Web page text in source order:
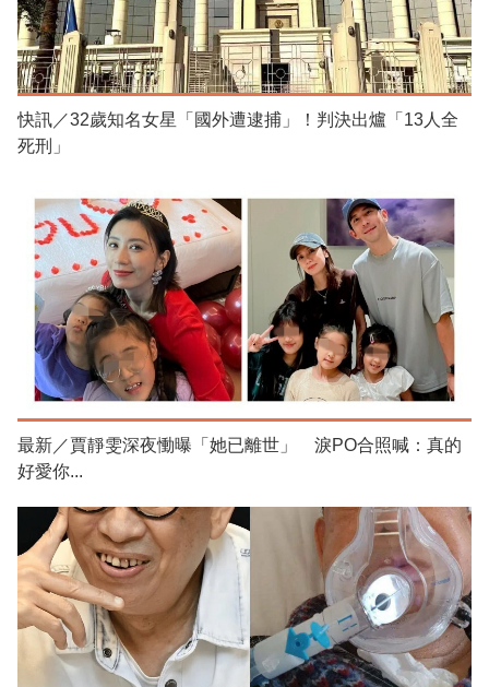
快訊／32歲知名女星「國外遭逮捕」！判決出爐「13人全
死刑」
最新／賈靜雯深夜慟曝「她已離世」 淚PO合照喊：真的
好愛你...